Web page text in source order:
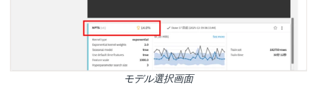
モデル選択画面